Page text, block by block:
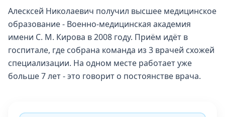
Алесксей Николаевич получил высшее медицинское
образование - Военно-медицинская академия
имени С. М. Кирова в 2008 году. Приём идёт в
госпитале, где собрана команда из 3 врачей схожей
специализации. На одном месте работает уже
больше 7 лет - это говорит о постоянстве врача.